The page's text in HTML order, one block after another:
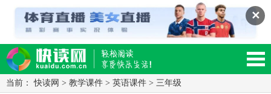
✕
读网-轻松阅读,快乐生活移动版
当前：快读网 > 教学课件 > 英语课件 > 三年级